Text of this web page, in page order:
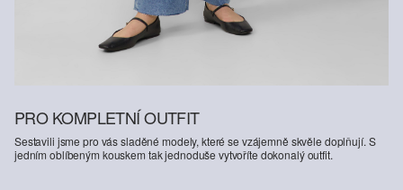
PRO KOMPLETNÍ OUTFIT
Sestavili jsme pro vás sladěné modely, které se vzájemně skvěle doplňují. S
jedním oblíbeným kouskem tak jednoduše vytvoříte dokonalý outfit.